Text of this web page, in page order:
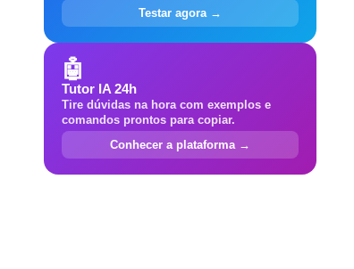
Testar agora →
🤖
Tutor IA 24h
Tire dúvidas na hora com exemplos e
comandos prontos para copiar.
Conhecer a plataforma →